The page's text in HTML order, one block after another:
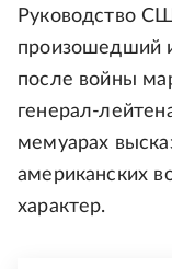
Руководство
произошедший
после войны
генерал-
мемуарах
американских
характер.